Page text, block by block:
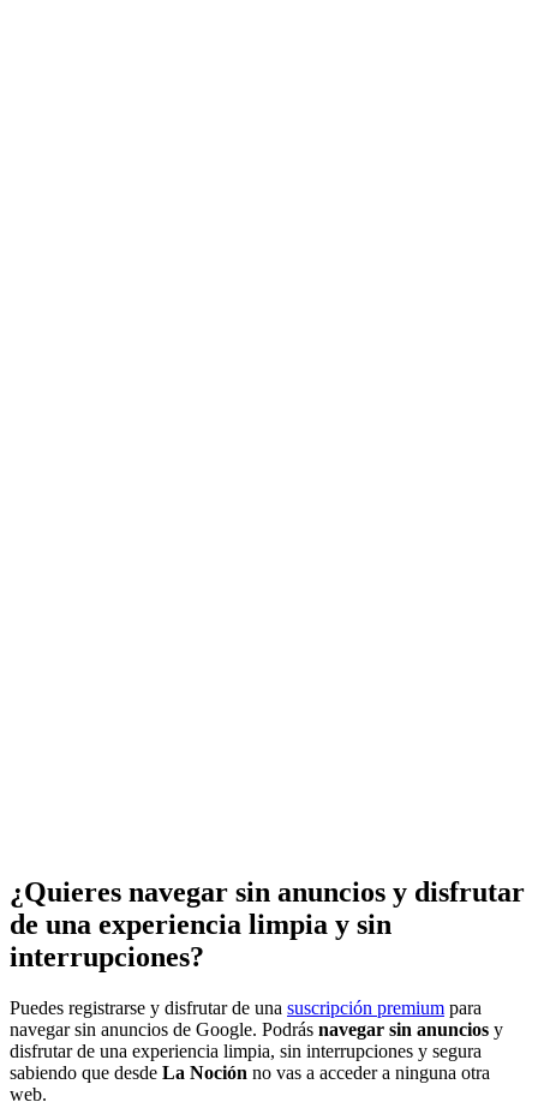
¿Quieres navegar sin anuncios y disfrutar
de una experiencia limpia y sin
interrupciones?
Puedes registrarse y disfrutar de una suscripción premium para
navegar sin anuncios de Google. Podrás navegar sin anuncios y
disfrutar de una experiencia limpia, sin interrupciones y segura
sabiendo que desde La Noción no vas a acceder a ninguna otra
web.